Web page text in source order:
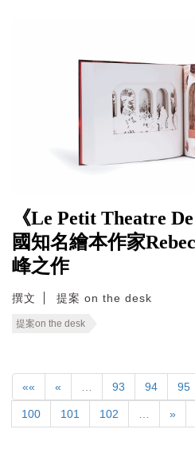
《Le Petit Theatre
國知名繪本作家
峰之作
撰文 提案 on the desk
提案on the desk
«« « 93 94 95
100 101 102 »